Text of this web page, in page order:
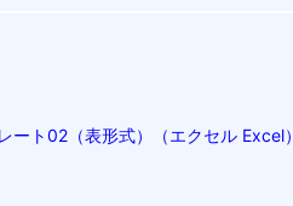
ート02（表形式）（エクセル Excel）